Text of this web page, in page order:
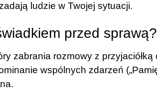
ludzie w Twojej sytuacji.
przed
zabrania rozmowy z przyjaciółką
wspólnych zdarzeń